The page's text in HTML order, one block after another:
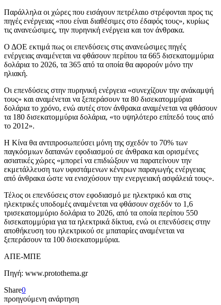
Παράλληλα οι χώρες που εισάγουν πετρέλαιο στρέφονται προς τις
πηγές ενέργειας «που είναι διαθέσιμες στο έδαφός τους», κυρίως
τις ανανεώσιμες, την πυρηνική ενέργεια και τον άνθρακα.
Ο ΔΟΕ εκτιμά πως οι επενδύσεις στις ανανεώσιμες πηγές
ενέργειας αναμένεται να φθάσουν περίπου τα 665 δισεκατομμύρια
δολάρια το 2026, τα 365 από τα οποία θα αφορούν μόνο την
ηλιακή.
Οι επενδύσεις στην πυρηνική ενέργεια «συνεχίζουν την ανάκαμψή
τους» και αναμένεται να ξεπεράσουν τα 80 δισεκατομμύρια
δολάρια το χρόνο, ενώ αυτές στον άνθρακα αναμένεται να φθάσουν
τα 180 δισεκατομμύρια δολάρια, «το υψηλότερο επίπεδό τους από
το 2012».
Η Κίνα θα αντιπροσωπεύσει μόνη της σχεδόν το 70% των
παγκόσμιων δαπανών εφοδιασμού σε άνθρακα και ορισμένες
ασιατικές χώρες «μπορεί να επιδιώξουν να παρατείνουν την
εκμετάλλευση των υφιστάμενων κέντρων παραγωγής ενέργειας
από άνθρακα ώστε να ενισχύσουν την ενεργειακή ασφάλειά τους».
Τέλος οι επενδύσεις στον εφοδιασμό με ηλεκτρικό και στις
ηλεκτρικές υποδομές αναμένεται να φθάσουν σχεδόν το 1,6
τρισεκατομμύριο δολάρια το 2026, από τα οποία περίπου 550
δισεκατομμύρια για τα ηλεκτρικά δίκτυα, ενώ οι επενδύσεις στην
αποθήκευση του ηλεκτρικού σε μπαταρίες αναμένεται να
ξεπεράσουν τα 100 δισεκατομμύρια.
ΑΠΕ-ΜΠΕ
Πηγή: www.protothema.gr
Share0
προηγούμενη ανάρτηση